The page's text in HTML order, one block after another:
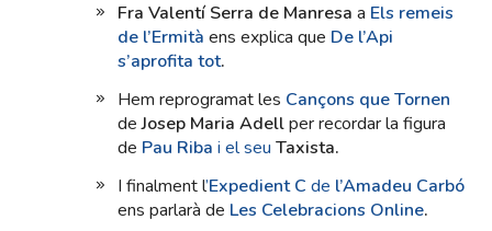
Fra Valentí Serra de Manresa a Els remeis
de l’Ermitàens explica que De l’Api
s’aprofita tot.
Hem reprogramat les Cançons que Tornen
deJosep Maria Adellper recordar la figura
de Pau Ribai el seuTaxista.
I finalment l’Expedient Cde l’Amadeu Carbó
ens parlarà de Les Celebracions Online.